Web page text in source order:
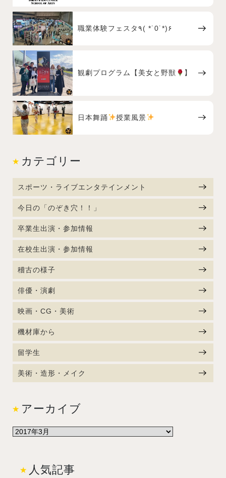
職業体験フェスタ٩( *˙0˙*)۶
観劇プログラム【美女と野獣 】
日本舞踊 授業風景
カテゴリー
スポーツ・ライブエンタテインメント
今日の「のぞき穴！！」
卒業生出演・参加情報
在校生出演・参加情報
稽古の様子
俳優・演劇
映画・CG・美術
機材庫から
留学生
美術・造形・メイク
アーカイブ
人気記事